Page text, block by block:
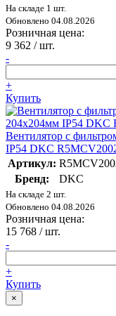
На складе 1 шт.
Обновлено 04.08.2026
Розничная цена:
9 362 / шт.
-
+
Купить
Вентилятор с
IP54 DKC
Артикул:
Бренд:
DKC
На складе 2 шт.
Обновлено 04.08.2026
Розничная цена:
15 768 / шт.
-
+
Купить
×